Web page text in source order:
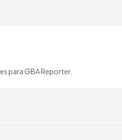
para GBA Reporter.